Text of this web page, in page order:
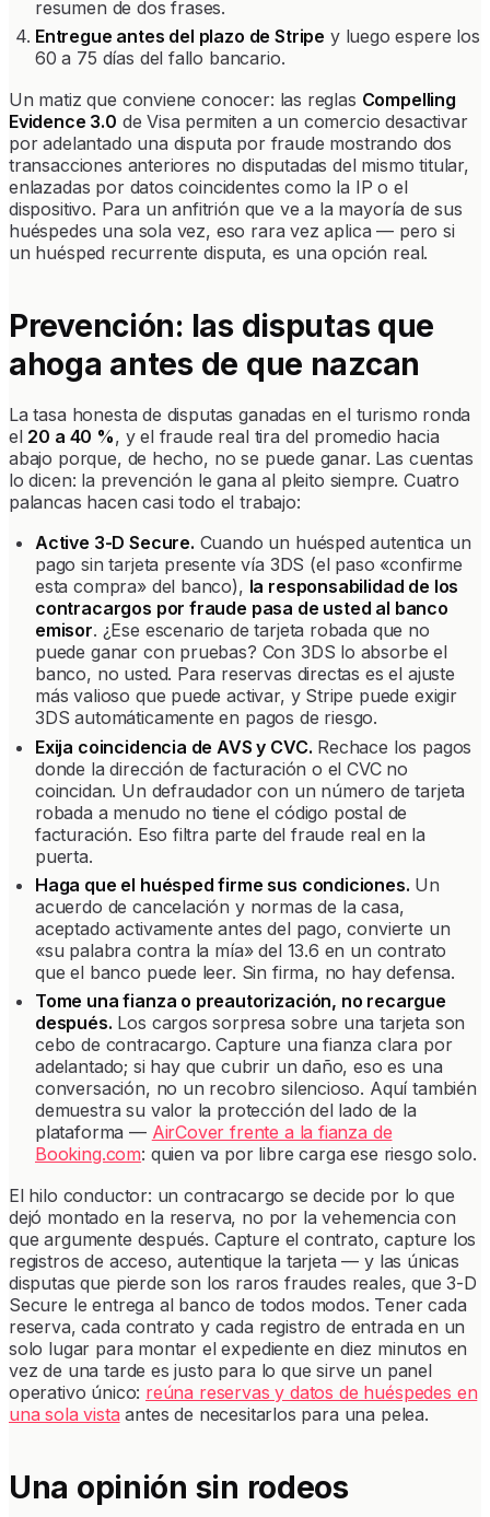
resumen de dos frases.
Entregue antes del plazo de Stripe y luego espere los
60 a 75 días del fallo bancario.
Un matiz que conviene conocer: las reglas Compelling
Evidence 3.0 de Visa permiten a un comercio desactivar
por adelantado una disputa por fraude mostrando dos
transacciones anteriores no disputadas del mismo titular,
enlazadas por datos coincidentes como la IP o el
dispositivo. Para un anfitrión que ve a la mayoría de sus
huéspedes una sola vez, eso rara vez aplica — pero si
un huésped recurrente disputa, es una opción real.
Prevención: las disputas que
ahoga antes de que nazcan
La tasa honesta de disputas ganadas en el turismo ronda
el 20 a 40 %, y el fraude real tira del promedio hacia
abajo porque, de hecho, no se puede ganar. Las cuentas
lo dicen: la prevención le gana al pleito siempre. Cuatro
palancas hacen casi todo el trabajo:
Active 3-D Secure. Cuando un huésped autentica un
pago sin tarjeta presente vía 3DS (el paso «confirme
esta compra» del banco), la responsabilidad de los
contracargos por fraude pasa de usted al banco
emisor. ¿Ese escenario de tarjeta robada que no
puede ganar con pruebas? Con 3DS lo absorbe el
banco, no usted. Para reservas directas es el ajuste
más valioso que puede activar, y Stripe puede exigir
3DS automáticamente en pagos de riesgo.
Exija coincidencia de AVS y CVC. Rechace los pagos
donde la dirección de facturación o el CVC no
coincidan. Un defraudador con un número de tarjeta
robada a menudo no tiene el código postal de
facturación. Eso filtra parte del fraude real en la
puerta.
Haga que el huésped firme sus condiciones. Un
acuerdo de cancelación y normas de la casa,
aceptado activamente antes del pago, convierte un
«su palabra contra la mía» del 13.6 en un contrato
que el banco puede leer. Sin firma, no hay defensa.
Tome una fianza o preautorización, no recargue
después. Los cargos sorpresa sobre una tarjeta son
cebo de contracargo. Capture una fianza clara por
adelantado; si hay que cubrir un daño, eso es una
conversación, no un recobro silencioso. Aquí también
demuestra su valor la protección del lado de la
plataforma — AirCover frente a la fianza de
Booking.com: quien va por libre carga ese riesgo solo.
El hilo conductor: un contracargo se decide por lo que
dejó montado en la reserva, no por la vehemencia con
que argumente después. Capture el contrato, capture los
registros de acceso, autentique la tarjeta — y las únicas
disputas que pierde son los raros fraudes reales, que 3-D
Secure le entrega al banco de todos modos. Tener cada
reserva, cada contrato y cada registro de entrada en un
solo lugar para montar el expediente en diez minutos en
vez de una tarde es justo para lo que sirve un panel
operativo único: reúna reservas y datos de huéspedes en
una sola vista antes de necesitarlos para una pelea.
Una opinión sin rodeos